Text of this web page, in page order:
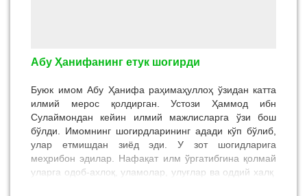
Абу Ҳанифанинг етук шогирди
Буюк имом Абу Ҳанифа раҳимаҳуллоҳ ўзидан катта
илмий мерос қолдирган. Устози Ҳаммод ибн
Сулаймондан кейин илмий мажлисларга ўзи бош
бўлди. Имомнинг шогирдларининг адади кўп бўлиб,
улар етмишдан зиёд эди. У зот шогидларига
меҳрибон эдилар. Нафақат илм ўргатибгина қолмай
уларга одоб-ахлоқ, уламолар, улуғлар ва оддий халқ